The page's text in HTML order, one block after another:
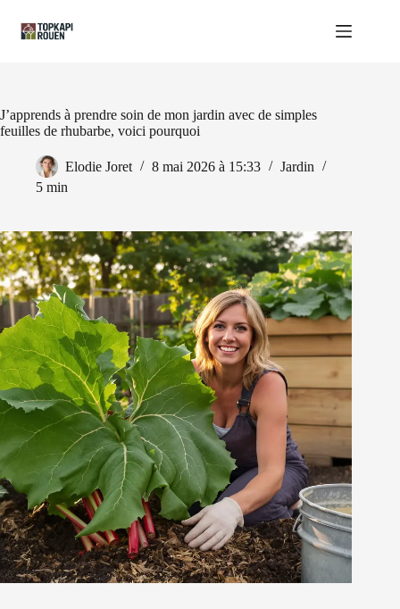
contenu
J’apprends à prendre soin de mon jardin avec de simples
feuilles de rhubarbe, voici pourquoi
Elodie Joret 8 mai 2026 à 15:33
Jardin
5 min